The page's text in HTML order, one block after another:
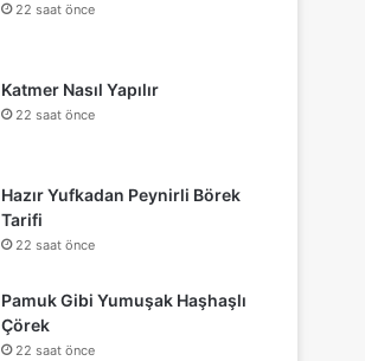
22 saat önce
Katmer Nasıl Yapılır
22 saat önce
Hazır Yufkadan Peynirli Börek
Tarifi
22 saat önce
Pamuk Gibi Yumuşak Haşhaşlı
Çörek
22 saat önce